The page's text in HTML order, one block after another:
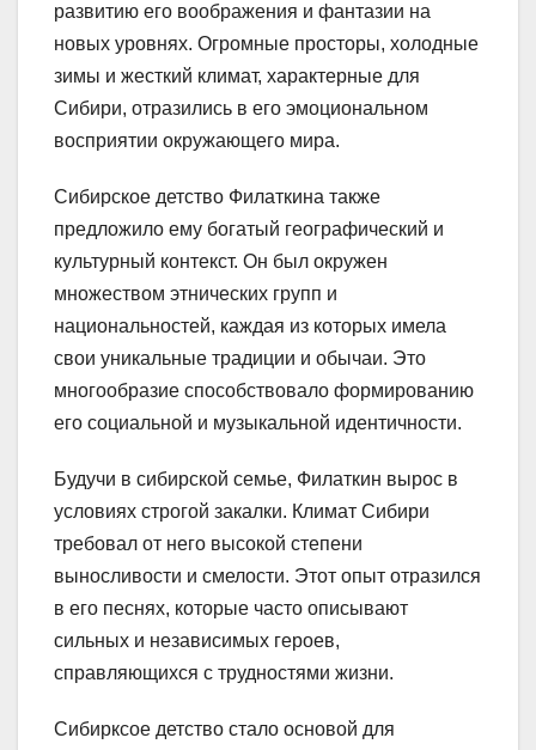
развитию его воображения и фантазии на
новых уровнях. Огромные просторы, холодные
зимы и жесткий климат, характерные для
Сибири, отразились в его эмоциональном
восприятии окружающего мира.
Сибирское детство Филаткина также
предложило ему богатый географический и
культурный контекст. Он был окружен
множеством этнических групп и
национальностей, каждая из которых имела
свои уникальные традиции и обычаи. Это
многообразие способствовало формированию
его социальной и музыкальной идентичности.
Будучи в сибирской семье, Филаткин вырос в
условиях строгой закалки. Климат Сибири
требовал от него высокой степени
выносливости и смелости. Этот опыт отразился
в его песнях, которые часто описывают
сильных и независимых героев,
справляющихся с трудностями жизни.
Сибирксое детство стало основой для